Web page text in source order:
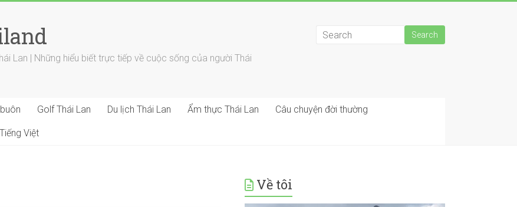
Lan | Những hiểu biết trực tiếp về cuộc sống của người Thái
Golf Thái Lan Du lịch Thái Lan Ẩm thực Thái Lan Câu chuyện đời thường
Tiếng Việt
Về tôi